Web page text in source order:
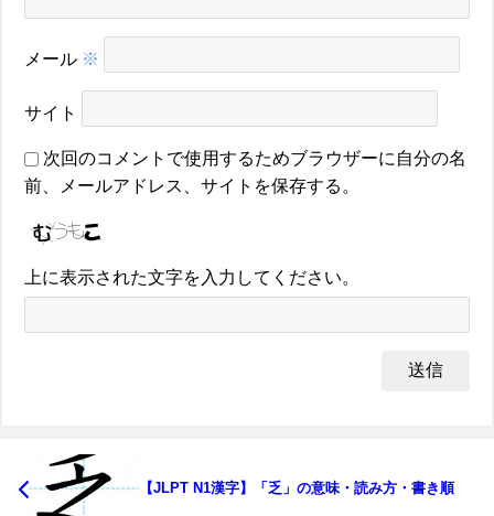
メール ※
サイト
次回のコメントで使用するためブラウザーに自分の名
前、メールアドレス、サイトを保存する。
上に表示された文字を入力してください。
【JLPT N1漢字】「乏」の意味・読み方・書き順